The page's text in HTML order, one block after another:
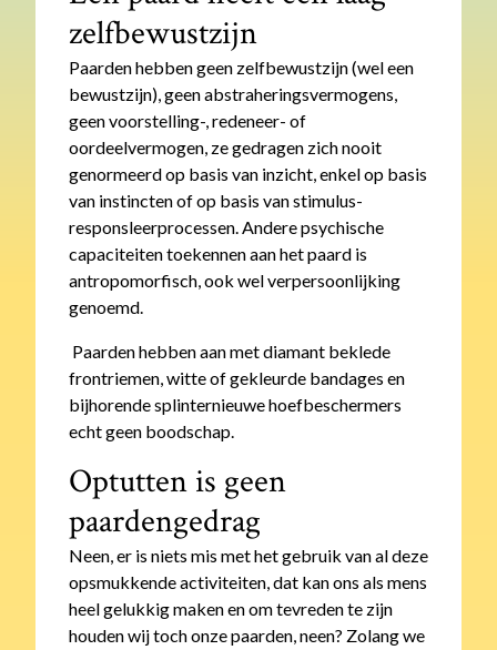
zelfbewustzijn
Paarden hebben geen zelfbewustzijn (wel een
bewustzijn), geen abstraheringsvermogens,
geen voorstelling-, redeneer- of
oordeelvermogen, ze gedragen zich nooit
genormeerd op basis van inzicht, enkel op basis
van instincten of op basis van stimulus-
responsleerprocessen. Andere psychische
capaciteiten toekennen aan het paard is
antropomorfisch, ook wel verpersoonlijking
genoemd.
Paarden hebben aan met diamant beklede
frontriemen, witte of gekleurde bandages en
bijhorende splinternieuwe hoefbeschermers
echt geen boodschap.
Optutten is geen
paardengedrag
Neen, er is niets mis met het gebruik van al deze
opsmukkende activiteiten, dat kan ons als mens
heel gelukkig maken en om tevreden te zijn
houden wij toch onze paarden, neen? Zolang we